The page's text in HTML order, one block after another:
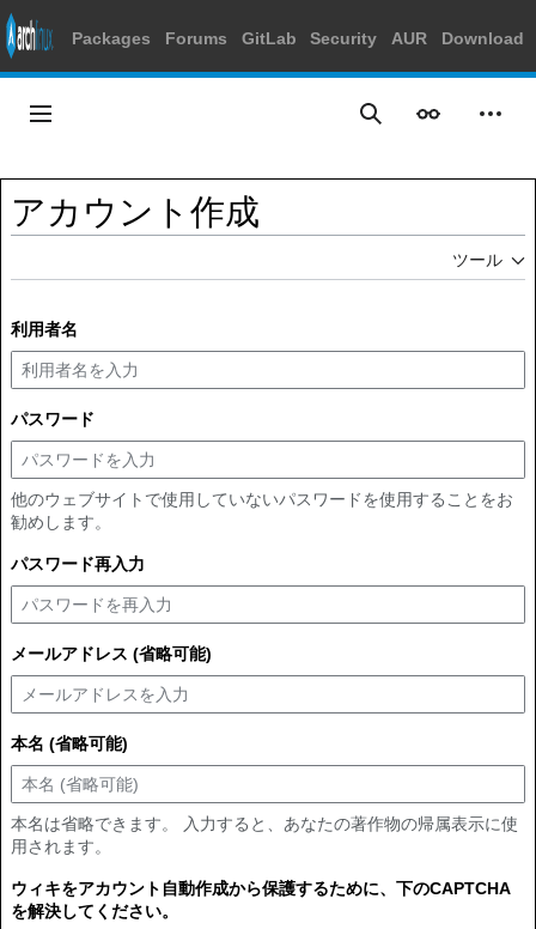
Packages Forums GitLab Security AUR Download
ス
メインメニュー 検索 表示 個人
アカウント作成
ツール
利用者名
パスワード
他のウェブサイトで使用していないパスワードを使用することをお
勧めします。
パスワード再入力
メールアドレス (省略可能)
本名 (省略可能)
本名は省略できます。 入力すると、あなたの著作物の帰属表示に使
用されます。
ウィキをアカウント自動作成から保護するために、下のCAPTCHA
を解決してください。